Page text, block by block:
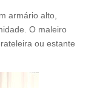
armário alto,
O maleiro
ou estante